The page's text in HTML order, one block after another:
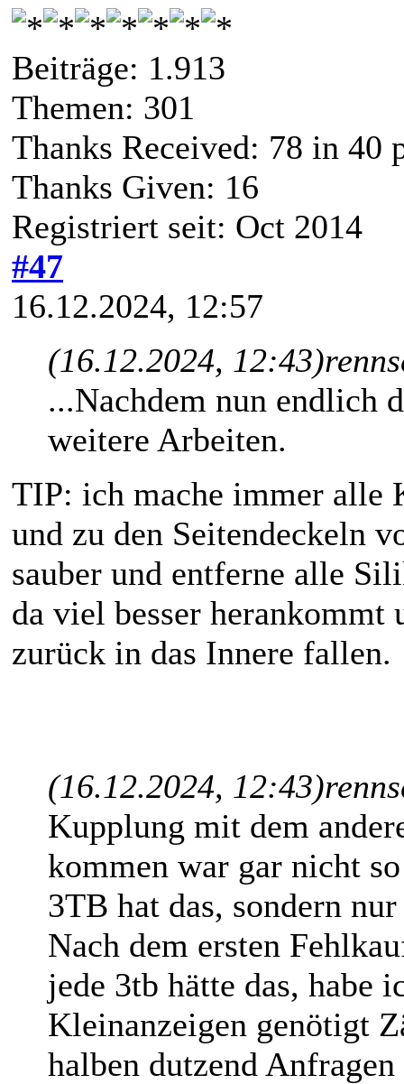
Beiträge: 1.913
Themen: 301
Thanks Received: 78 in 40
Thanks Given: 16
Registriert seit: Oct 2014
#47
16.12.2024, 12:57
(16.12.2024, 12:43)
...Nachdem nun endlich
weitere Arbeiten.
TIP: ich mache immer alle
und zu den Seitendeckeln
sauber und entferne alle
da viel besser
zurück in das Innere fallen.
(16.12.2024, 12:43)
Kupplung mit dem
kommen war gar nicht
3TB hat das, sondern
Nach dem ersten
jede 3tb hätte das, habe
Kleinanzeigen genötigt
halben dutzend